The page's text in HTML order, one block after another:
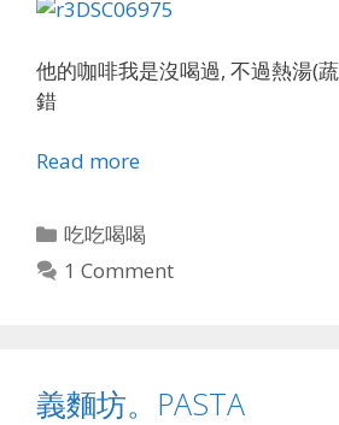
他的咖啡我是沒喝過, 不過熱湯(
錯
Read more
Categories
吃吃喝喝
1 Comment
義麵坊。PASTA